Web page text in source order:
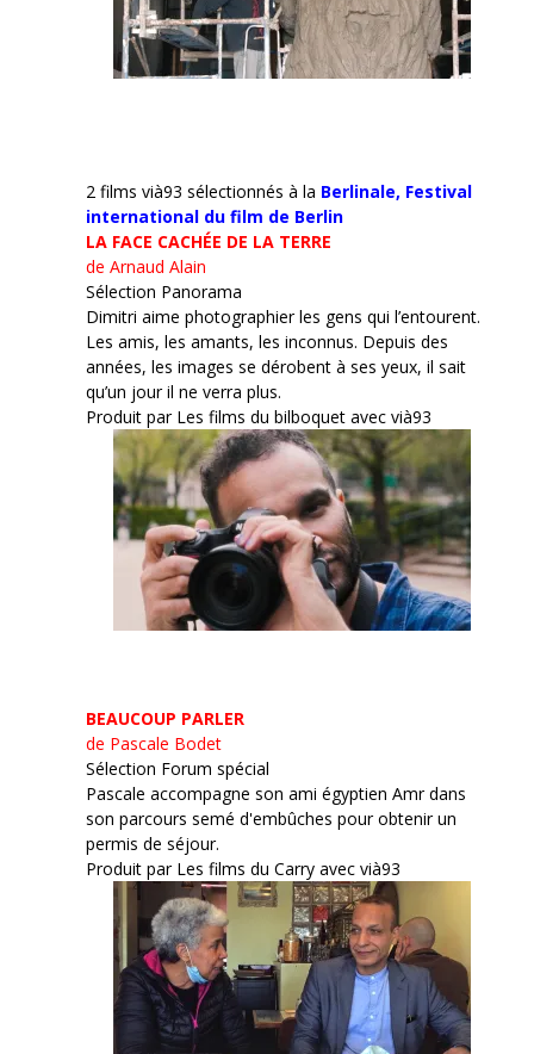
2 films vià93 sélectionnés à la Berlinale, Festival
international du film de Berlin
LA FACE CACHÉE DE LA TERRE
de Arnaud Alain
Sélection Panorama
Dimitri aime photographier les gens qui l’entourent.
Les amis, les amants, les inconnus. Depuis des
années, les images se dérobent à ses yeux, il sait
qu’un jour il ne verra plus.
Produit par Les films du bilboquet avec vià93
BEAUCOUP PARLER
de Pascale Bodet
Sélection Forum spécial
Pascale accompagne son ami égyptien Amr dans
son parcours semé d'embûches pour obtenir un
permis de séjour.
Produit par Les films du Carry avec vià93